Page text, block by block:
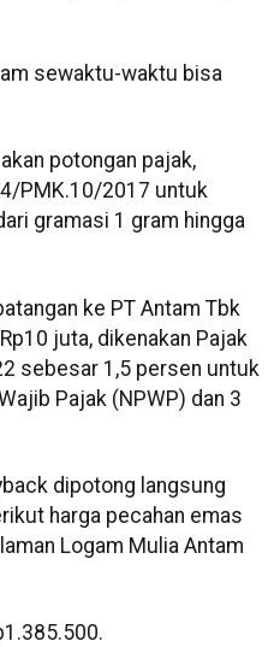
sewaktu-waktu bisa
potongan pajak,
PMK.10/2017 untuk
gramasi 1 gram hingga
ke PT Antam Tbk
juta, dikenakan Pajak
sebesar 1,5 persen untuk
Pajak (NPWP) dan 3
dipotong langsung
harga pecahan emas
Logam Mulia Antam